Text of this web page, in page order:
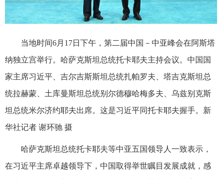
当地时间6月17日下午，第二届中国－中亚峰会在阿斯塔
纳独立宫举行。哈萨克斯坦总统托卡耶夫主持会议。中国国
家主席习近平、吉尔吉斯斯坦总统扎帕罗夫、塔吉克斯坦总
统拉赫蒙、土库曼斯坦总统别尔德穆哈梅多夫、乌兹别克斯
坦总统米尔济约耶夫出席。这是习近平同托卡耶夫握手。新
华社记者 谢环驰 摄
哈萨克斯坦总统托卡耶夫等中亚五国领导人一致表示，
在习近平主席卓越领导下，中国取得举世瞩目发展成就，感